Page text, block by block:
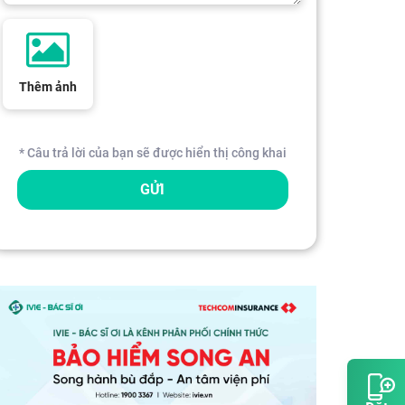
Thêm ảnh
* Câu trả lời của bạn sẽ được hiển thị công khai
GỬI